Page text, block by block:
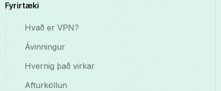
Fyrirtæki
Hvað er VPN?
Ávinningur
Hvernig það virkar
Afturköllun